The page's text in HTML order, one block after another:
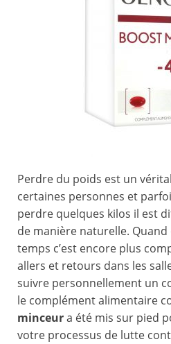
Perdre du poids est un
certaines personnes et
perdre quelques kilos il est
de manière naturelle.
temps c’est encore plus
allers et retours dans les
suivre personnellement un
le complément alimentaire
minceura été mis sur pied
votre processus de lutte